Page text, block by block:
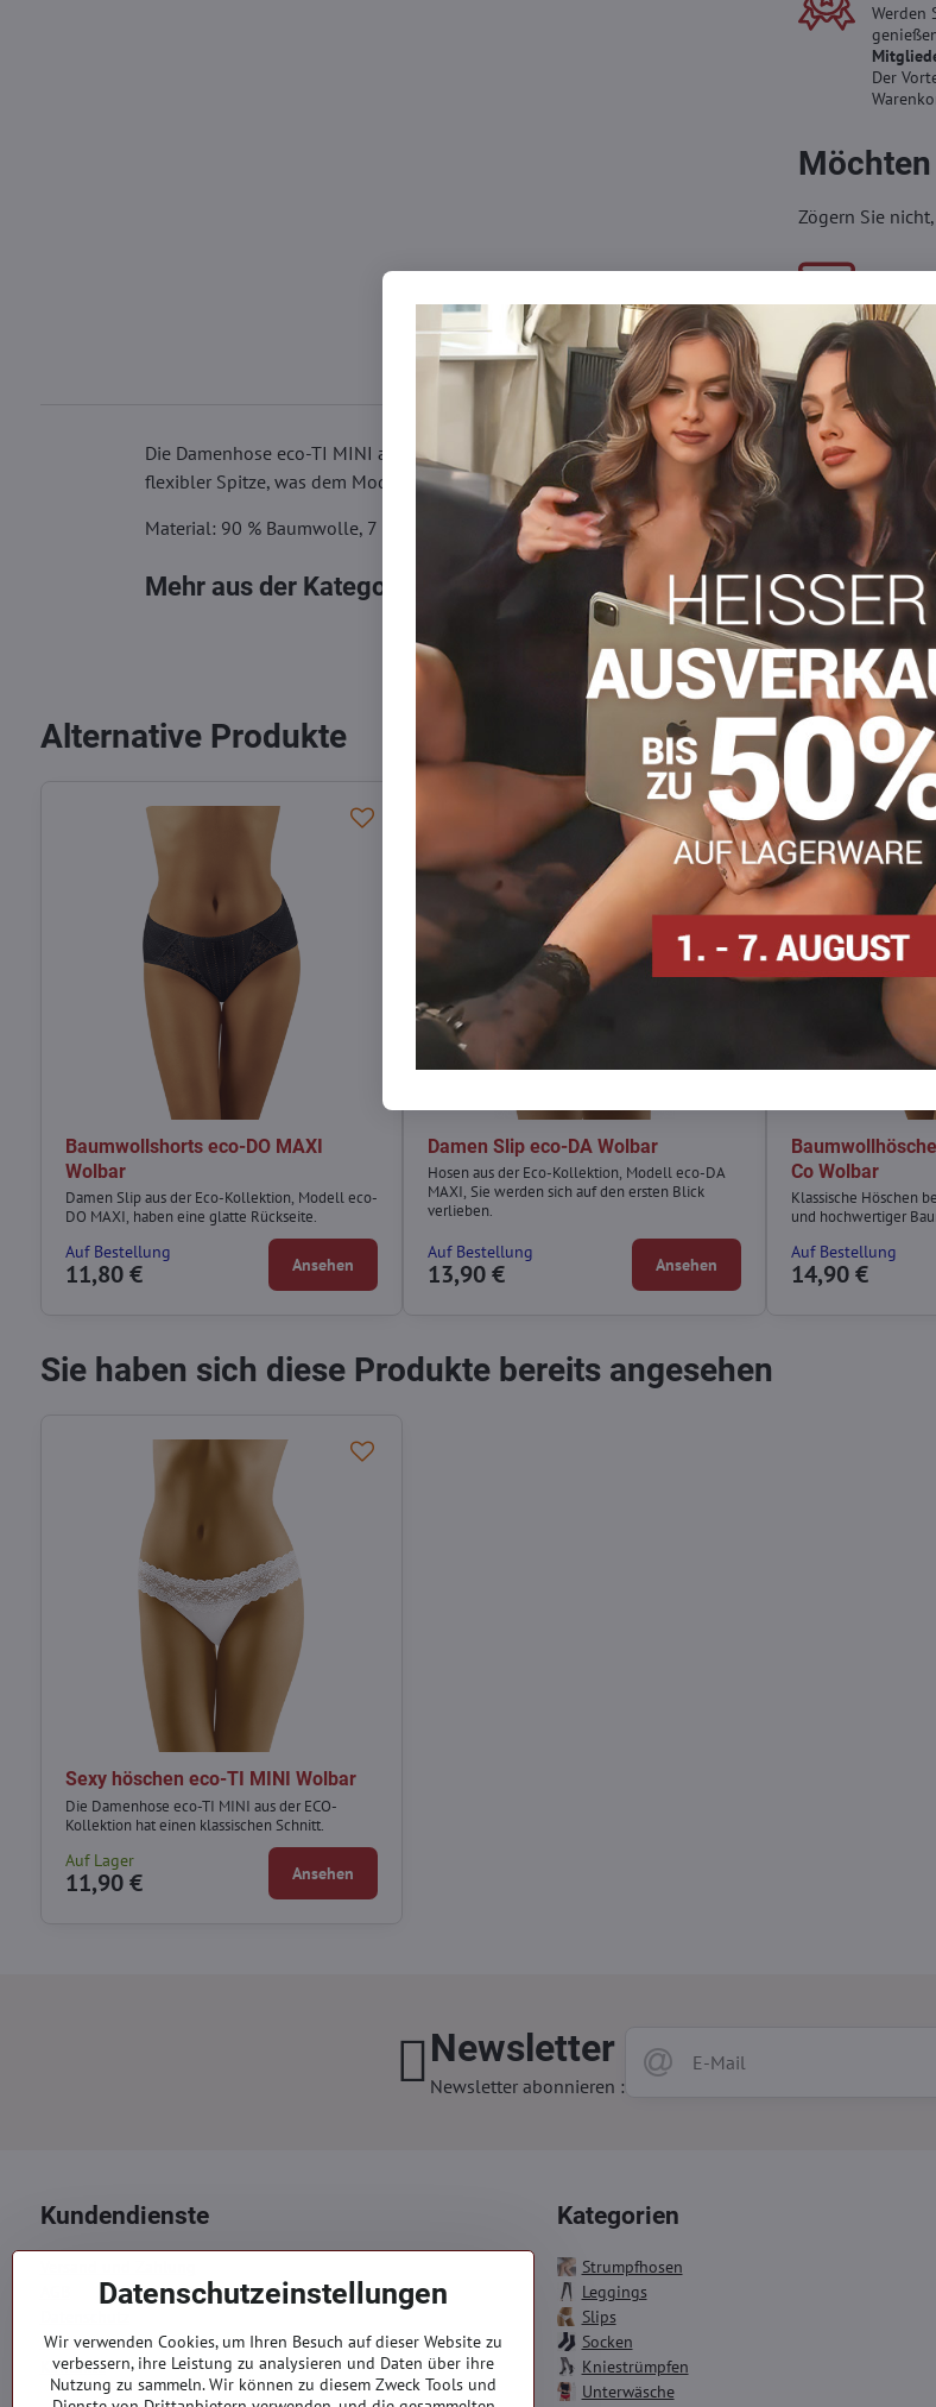
Werden
Der
Zögern Sie
Beschreibung Bewertungen
Die Damenhose eco-TI MINI aus der ECO-Kollektion hat einen klassischen Schnitt. Sie
flexibler Spitze, was dem Modell ein luxuriöses Aussehen verleiht.
Material: 90 % Baumwolle, 7 % Elasthan, 3 % Polyamid
Mehr aus der Kategorie Spitzenhöschen
FacebookTwitterBlueskyPinterestRedditLinkedIn
Alternative Produkte
Baumwollshorts eco-DO MAXI
Wolbar
Damen Slip aus der Eco-Kollektion, Modell eco-
DO MAXI, haben eine glatte Rückseite.
Auf Bestellung
11,80 € Ansehen
Damen Slip eco-DA Wolbar
Hosen aus der Eco-Kollektion, Modell eco-DA
MAXI, Sie werden sich auf den ersten Blick
verlieben.
Auf Bestellung
13,90 € Ansehen
Co Wolbar
Klassische Höschen
und hochwertiger
Auf Bestellung
14,90 €
Sie haben sich diese Produkte bereits angesehen
Sexy höschen eco-TI MINI Wolbar
Die Damenhose eco-TI MINI aus der ECO-
Kollektion hat einen klassischen Schnitt.
Auf Lager
11,90 € Ansehen
Newsletter
Newsletter abonnieren :
Kundendienste
Reklamation
Kontakte
Kategorien
Strumpfhosen
Leggings
Slips
Socken
Kniestrümpfen
Unterwäsche
Datenschutzeinstellungen
Wir verwenden Cookies, um Ihren Besuch auf dieser Website zu
verbessern, ihre Leistung zu analysieren und Daten über ihre
Nutzung zu sammeln. Wir können zu diesem Zweck Tools und